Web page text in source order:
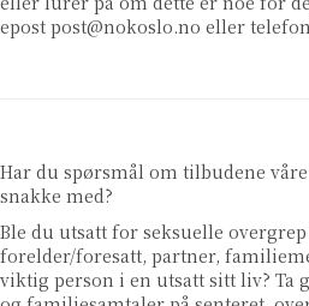
epost post@nokoslo.no eller telefon
Har du spørsmål om tilbudene
snakke med?
Ble du utsatt for seksuelle
forelder/foresatt, partner,
viktig person i en utsatt sitt liv? Ta